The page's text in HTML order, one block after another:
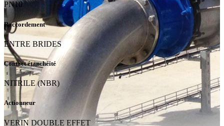
PN10
Raccordement
ENTRE BRIDES
Contact étanchéité
NITRILE (NBR)
Actionneur
VERIN DOUBLE EFFET